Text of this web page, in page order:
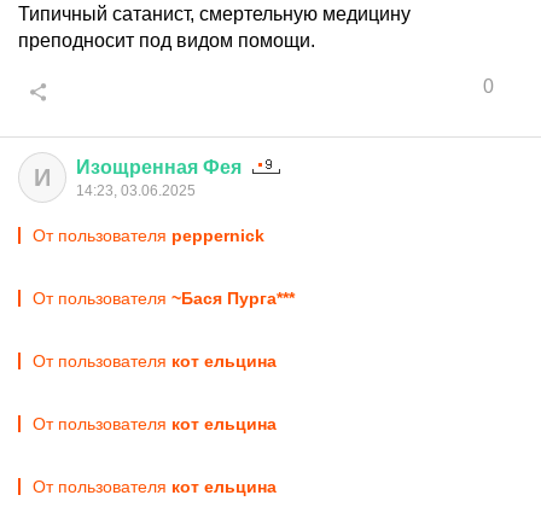
Типичный сатанист, смертельную медицину
преподносит под видом помощи.
0
И Изощренная Фея
14:23, 03.06.2025
От пользователя peppernick
От пользователя ~Бася Пурга***
От пользователя кот ельцина
От пользователя кот ельцина
От пользователя кот ельцина